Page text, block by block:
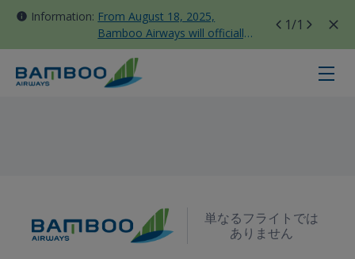
Information: From August 18, 2025,
Bamboo Airways will officially
move all domestic flights to
Tan Son Nhat Terminal T3
1/1
単なるフライトでは
ありません